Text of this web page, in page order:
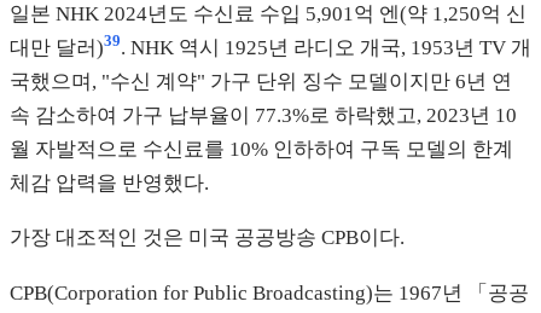
일본 NHK 2024년도 수신료 수입 5,901억 엔(약 1,250억 신
대만 달러)39. NHK 역시 1925년 라디오 개국, 1953년 TV 개
국했으며, "수신 계약" 가구 단위 징수 모델이지만 6년 연
속 감소하여 가구 납부율이 77.3%로 하락했고, 2023년 10
월 자발적으로 수신료를 10% 인하하여 구독 모델의 한계
체감 압력을 반영했다.
가장 대조적인 것은 미국 공공방송 CPB이다.
CPB(Corporation for Public Broadcasting)는 1967년 「공공